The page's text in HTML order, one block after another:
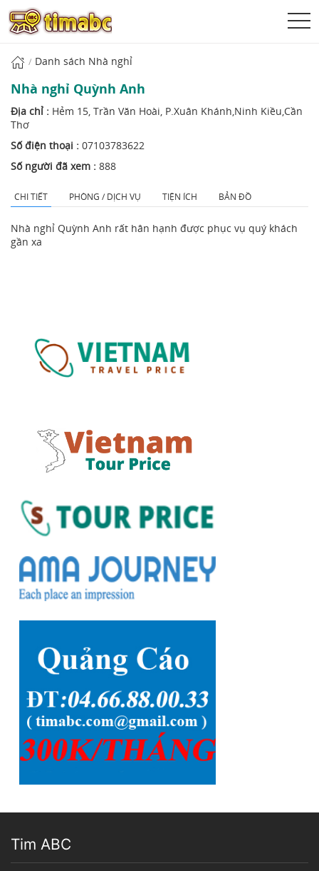
Danh sách Nhà nghỉ
Nhà nghỉ Quỳnh Anh
Địa chỉ : Hẻm 15, Trần Văn Hoài, P.Xuân Khánh,Ninh Kiều,Cần
Thơ
Số điện thoại : 07103783622
Số người đã xem : 888
CHI TIẾT PHÒNG / DỊCH VỤ TIỆN ÍCH BẢN ĐỒ
Nhà nghỉ Quỳnh Anh rất hân hạnh được phục vụ quý khách
gần xa
Tim ABC